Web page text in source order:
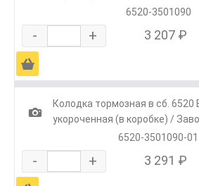
6520-3501090
- + 3 207 ₽
Ä
1
Колодка тормозная в сб. 6520
укороченная (в коробке) /
6520-3501090-01
- + 3 291 ₽